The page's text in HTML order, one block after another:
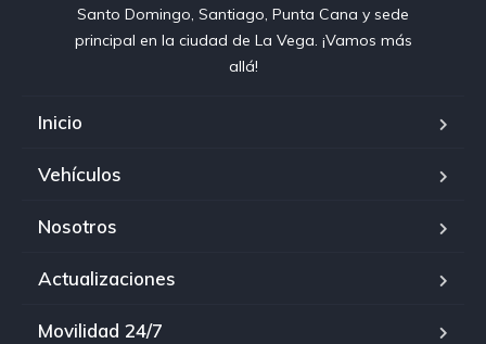
Santo Domingo, Santiago, Punta Cana y sede
principal en la ciudad de La Vega. ¡Vamos más
allá!
Inicio
Vehículos
Nosotros
Actualizaciones
Movilidad 24/7